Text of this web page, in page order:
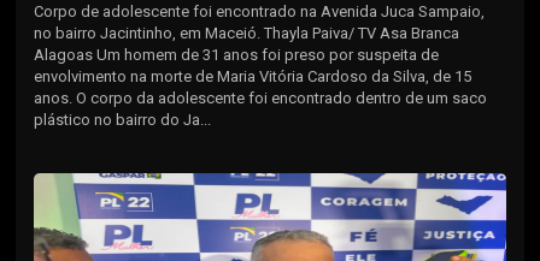
Corpo de adolescente foi encontrado na Avenida Juca Sampaio,
no bairro Jacintinho, em Maceió. Thayla Paiva/ TV Asa Branca
Alagoas Um homem de 31 anos foi preso por suspeita de
envolvimento na morte de Maria Vitória Cardoso da Silva, de 15
anos. O corpo da adolescente foi encontrado dentro de um saco
plástico no bairro do Ja...